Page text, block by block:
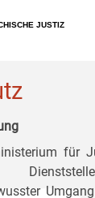
JUSTIZ
für